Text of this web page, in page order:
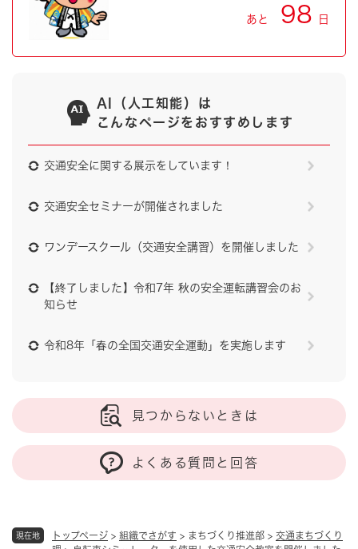
現在地 トップページ > 組織でさがす > まちづくり推進部 > 交通まちづくり
あと 98 日
AI（人工知能）は
こんなページをおすすめします
交通安全に関する展示をしています！
交通安全セミナーが開催されました
ワンデースクール（交通安全講習）を開催しました
【終了しました】令和7年 秋の安全運転講習会のお
知らせ
令和8年「春の全国交通安全運動」を実施します
見つからないときは
よくある質問と回答